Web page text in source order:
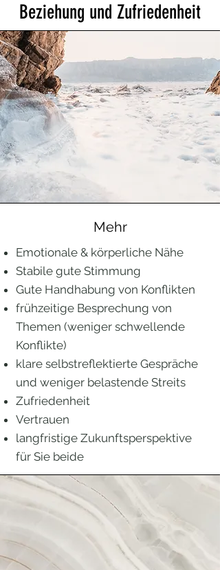
Beziehung und Zufriedenheit
Mehr
Emotionale & körperliche Nähe
Stabile gute Stimmung
Gute Handhabung von Konflikten
frühzeitige Besprechung von
Themen (weniger schwellende
Konflikte)
klare selbstreflektierte Gespräche
und weniger belastende Streits
Zufriedenheit
Vertrauen
langfristige Zukunftsperspektive
für Sie beide